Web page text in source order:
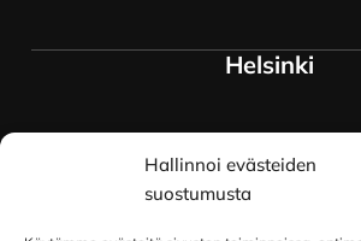
Hallinnoi evästeiden
suostumusta
Helsinki
Myymälä ja
Siltavuorenranta 18
00170 Helsinki